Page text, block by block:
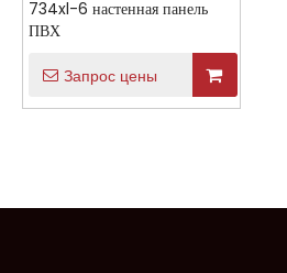
734xl-6 настенная панель
ПВХ
Запрос цены